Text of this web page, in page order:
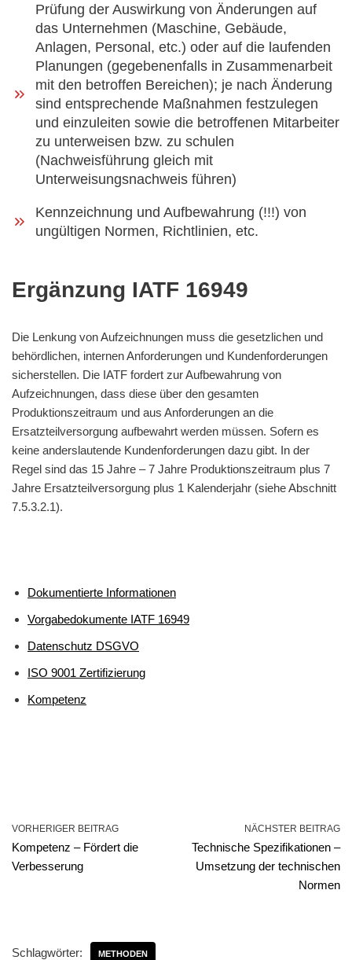
Prüfung der Auswirkung von Änderungen auf
das Unternehmen (Maschine, Gebäude,
Anlagen, Personal, etc.) oder auf die laufenden
Planungen (gegebenenfalls in Zusammenarbeit
mit den betroffen Bereichen); je nach Änderung
sind entsprechende Maßnahmen festzulegen
und einzuleiten sowie die betroffenen Mitarbeiter
zu unterweisen bzw. zu schulen
(Nachweisführung gleich mit
Unterweisungsnachweis führen)
Kennzeichnung und Aufbewahrung (!!!) von
ungültigen Normen, Richtlinien, etc.
Ergänzung IATF 16949
Die Lenkung von Aufzeichnungen muss die gesetzlichen und
behördlichen, internen Anforderungen und Kundenforderungen
sicherstellen. Die IATF fordert zur Aufbewahrung von
Aufzeichnungen, dass diese über den gesamten
Produktionszeitraum und aus Anforderungen an die
Ersatzteilversorgung aufbewahrt werden müssen. Sofern es
keine anderslautende Kundenforderungen dazu gibt. In der
Regel sind das 15 Jahre – 7 Jahre Produktionszeitraum plus 7
Jahre Ersatzteilversorgung plus 1 Kalenderjahr (siehe Abschnitt
7.5.3.2.1).
Dokumentierte Informationen
Vorgabedokumente IATF 16949
Datenschutz DSGVO
ISO 9001 Zertifizierung
Kompetenz
VORHERIGER BEITRAG
Kompetenz – Fördert die
Verbesserung
NÄCHSTER BEITRAG
Technische Spezifikationen –
Umsetzung der technischen
Normen
Schlagwörter: METHODEN